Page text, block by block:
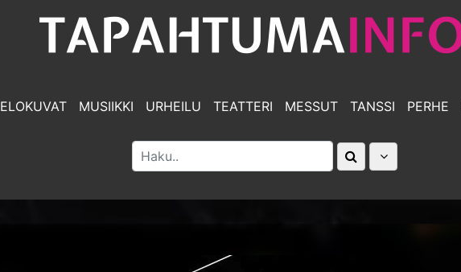
ELOKUVAT MUSIIKKI URHEILU TEATTERI MESSUT TANSSI PERHE